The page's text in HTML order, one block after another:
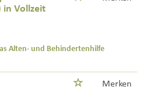
Vollzeit
Alten- und Behindertenhilfe
Merken